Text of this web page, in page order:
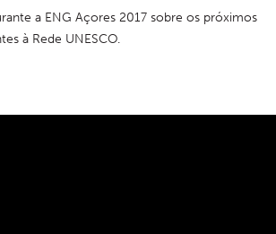
a ENG Açores 2017 sobre os próximos
à Rede UNESCO.